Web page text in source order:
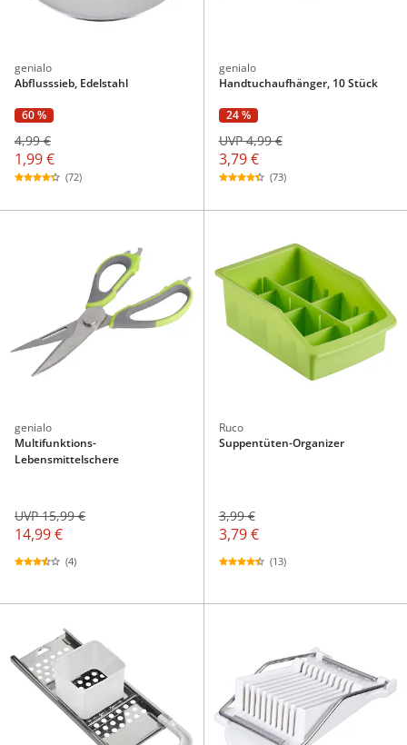
genialo
Abflusssieb, Edelstahl
60 %
4,99 €
1,99 €
(72)
genialo
Handtuchaufhänger, 10 Stück
24 %
3,79 €
UVP 4,99 €
(73)
genialo
Multifunktions-
Lebensmittelschere
14,99 €
UVP 15,99 €
(4)
Ruco
Suppentüten-Organizer
3,99 €
3,79 €
(13)